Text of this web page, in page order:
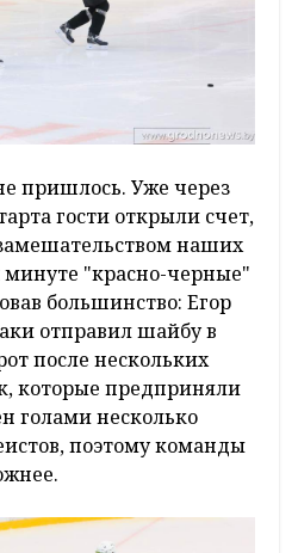
пришлось. Уже через
гости открыли счет,
наших
"красно-черные"
большинство: Егор
отправил шайбу в
после нескольких
которые предприняли
голами несколько
поэтому команды